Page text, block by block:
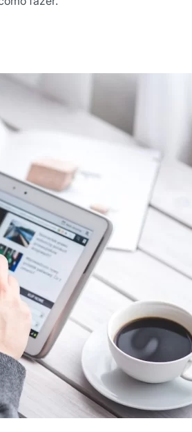
da Locaweb
do mercado
em receber
com as nossas Políticas